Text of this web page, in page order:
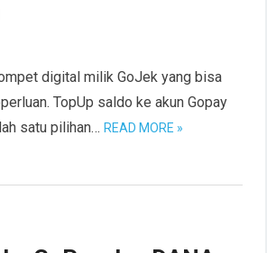
digital milik GoJek yang bisa
TopUp saldo ke akun Gopay
satu pilihan… READ MORE »